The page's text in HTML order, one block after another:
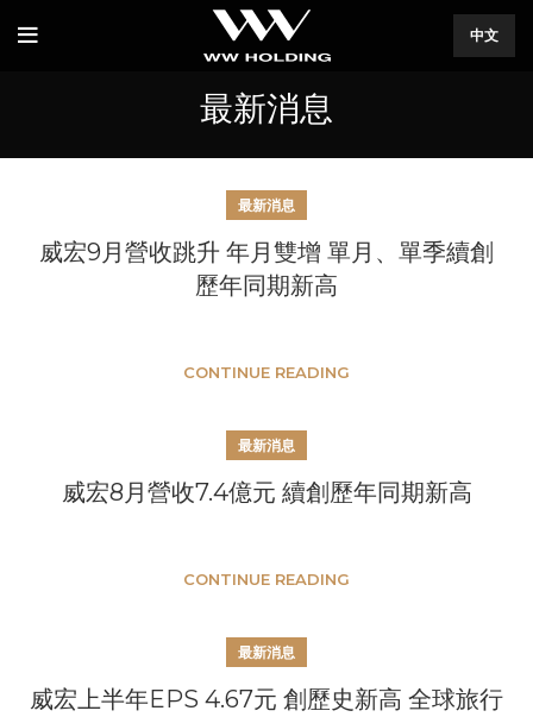
中文
最新消息
最新消息
威宏9月營收跳升 年月雙增 單月、單季續創
歷年同期新高
CONTINUE READING
最新消息
威宏8月營收7.4億元 續創歷年同期新高
CONTINUE READING
最新消息
威宏上半年EPS 4.67元 創歷史新高 全球旅行